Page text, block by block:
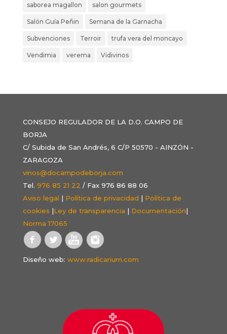
saborea magallon salon gourmets
Salón Guía Peñin Semana de la Garnacha
Subvenciones Terroir trufa vera del moncayo
Vendimia verema Vidivinos
CONSEJO REGULADOR DE LA D.O. CAMPO DE
BORJA
C/ Subida de San Andrés, 6 C/P 50570 - AINZÓN -
ZARAGOZA
vinos@docampodeborja.com
Tel. 976 85 21 22 / Fax 976 86 88 06
Aviso legal | Política de privacidad | Política de
cookies |Ley de transparencia | Documentación|
Norma 17065
Diseño web: www.radicarium.com